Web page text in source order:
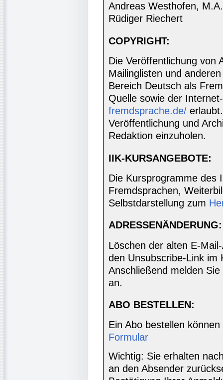
Andreas Westhofen,
Rüdiger Riechert
COPYRIGHT:
Die Veröffentlichung von
Mailinglisten und
Bereich Deutsch als
Quelle sowie der
fremdsprache.de/
Veröffentlichung und
Redaktion einzuholen.
IIK-KURSANGEBOTE:
Die Kursprogramme des
Fremdsprachen,
Selbstdarstellung zum
ADRESSENÄNDERUNG:
Löschen der alten E-
den Unsubscribe-Link im
Anschließend melden
an.
ABO BESTELLEN:
Ein Abo bestellen
Formular
Wichtig: Sie erhalten
an den Absender